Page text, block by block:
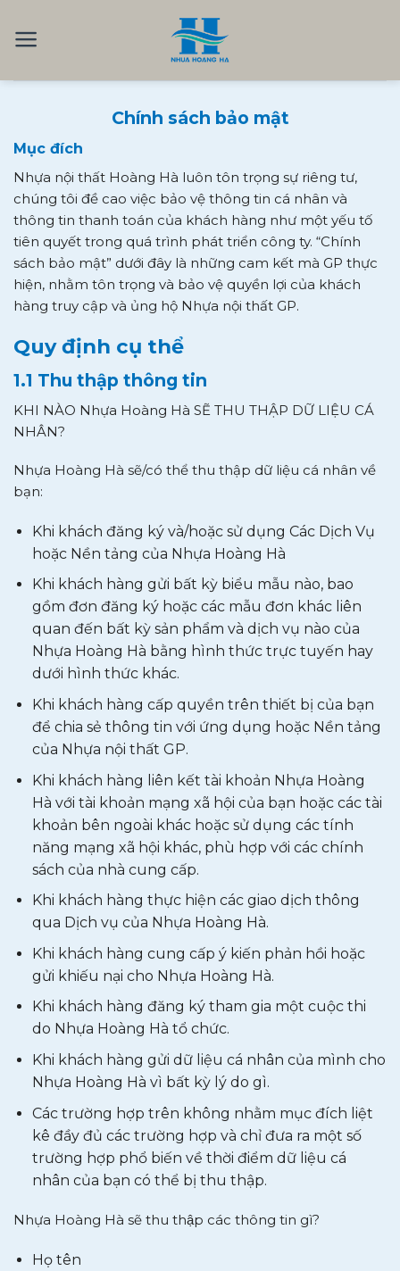
Chính sách bảo mật
Mục đích
Nhựa nội thất Hoàng Hà luôn tôn trọng sự riêng tư,
chúng tôi đề cao việc bảo vệ thông tin cá nhân và
thông tin thanh toán của khách hàng như một yếu tố
tiên quyết trong quá trình phát triển công ty. “Chính
sách bảo mật” dưới đây là những cam kết mà GP thực
hiện, nhằm tôn trọng và bảo vệ quyền lợi của khách
hàng truy cập và ủng hộ Nhựa nội thất GP.
Quy định cụ thể
1.1 Thu thập thông tin
KHI NÀO Nhựa Hoàng Hà SẼ THU THẬP DỮ LIỆU CÁ
NHÂN?
Nhựa Hoàng Hà sẽ/có thể thu thập dữ liệu cá nhân về
bạn:
Khi khách đăng ký và/hoặc sử dụng Các Dịch Vụ
hoặc Nền tảng của Nhựa Hoàng Hà
Khi khách hàng gửi bất kỳ biểu mẫu nào, bao
gồm đơn đăng ký hoặc các mẫu đơn khác liên
quan đến bất kỳ sản phẩm và dịch vụ nào của
Nhựa Hoàng Hà bằng hình thức trực tuyến hay
dưới hình thức khác.
Khi khách hàng cấp quyền trên thiết bị của bạn
để chia sẻ thông tin với ứng dụng hoặc Nền tảng
của Nhựa nội thất GP.
Khi khách hàng liên kết tài khoản Nhựa Hoàng
Hà với tài khoản mạng xã hội của bạn hoặc các tài
khoản bên ngoài khác hoặc sử dụng các tính
năng mạng xã hội khác, phù hợp với các chính
sách của nhà cung cấp.
Khi khách hàng thực hiện các giao dịch thông
qua Dịch vụ của Nhựa Hoàng Hà.
Khi khách hàng cung cấp ý kiến phản hồi hoặc
gửi khiếu nại cho Nhựa Hoàng Hà.
Khi khách hàng đăng ký tham gia một cuộc thi
do Nhựa Hoàng Hà tổ chức.
Khi khách hàng gửi dữ liệu cá nhân của mình cho
Nhựa Hoàng Hà vì bất kỳ lý do gì.
Các trường hợp trên không nhằm mục đích liệt
kê đầy đủ các trường hợp và chỉ đưa ra một số
trường hợp phổ biến về thời điểm dữ liệu cá
nhân của bạn có thể bị thu thập.
Nhựa Hoàng Hà sẽ thu thập các thông tin gì?
Họ tên